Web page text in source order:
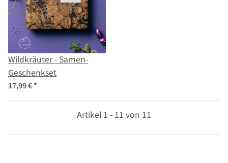
Wildkräuter - Samen-
Geschenkset
17,99 €*
Artikel 1 - 11 von 11